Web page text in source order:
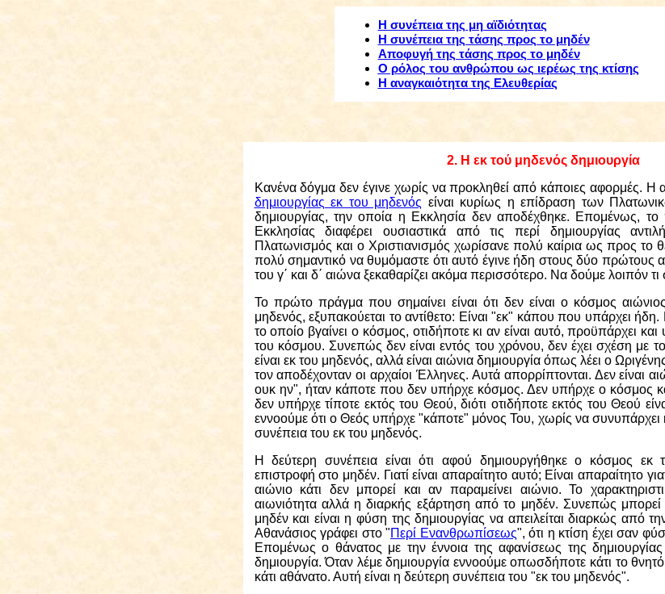
Η συνέπεια της μη αϊδιότητας
Η συνέπεια της τάσης προς το μηδέν
Αποφυγή της τάσης προς το μηδέν
Ο ρόλος του ανθρώπου ως ιερέως της κτίσης
Η αναγκαιότητα της Ελευθερίας
2. Η εκ τού μηδενός δημιουργία
Κανέναδόγμα δεν έγινε χωρίς να προκληθεί από κάποιες αφορμές. Η
δημιουργίας εκ του μηδενός είναι κυρίως η επίδραση των
δημιουργίας, την οποία η Εκκλησία δεν αποδέχθηκε. Επομένως, το
Εκκλησίας διαφέρει ουσιαστικά από τις περί δημιουργίας
Πλατωνισμός και ο Χριστιανισμός χωρίσανε πολύ καίρια ως προς το
πολύ σημαντικό να θυμόμαστε ότι αυτό έγινε ήδη στους δύο πρώτους
του γ΄ και δ΄ αιώνα ξεκαθαρίζει ακόμα περισσότερο. Να δούμε λοιπόν τι
Το πρώτο πράγμα που σημαίνει είναι ότι δεν είναι ο κόσμος
μηδενός, εξυπακούεται το αντίθετο: Είναι "εκ" κάπου που υπάρχει
το οποίο βγαίνει ο κόσμος, οτιδήποτε κι αν είναι αυτό, προϋπάρχει
του κόσμου. Συνεπώς δεν είναι εντός του χρόνου, δεν έχει σχέση με
είναι εκ του μηδενός, αλλά είναι αιώνια δημιουργία όπως λέει ο
τον αποδέχονταν οι αρχαίοι Έλληνες. Αυτά απορρίπτονται. Δεν είναι
ουκ ην", ήταν κάποτε που δεν υπήρχε κόσμος. Δεν υπήρχε ο κόσμος
δεν υπήρχε τίποτε εκτός του Θεού, διότι οτιδήποτε εκτός του Θεού
εννοούμε ότι ο Θεός υπήρχε "κάποτε" μόνος Του, χωρίς να συνυπάρχει
συνέπεια του εκ του μηδενός.
Η δεύτερη συνέπεια είναι ότι αφού δημιουργήθηκε ο κόσμος εκ
επιστροφή στο μηδέν. Γιατί είναι απαραίτητο αυτό; Είναι απαραίτητο
αιώνιο κάτι δεν μπορεί και αν παραμείνει αιώνιο. Το
αιωνιότητα αλλά η διαρκής εξάρτηση από το μηδέν. Συνεπώς
μηδέν και είναι η φύση της δημιουργίας να απειλείται διαρκώς από
Αθανάσιος γράφει στο "Περί Ενανθρωπίσεως", ότι η κτίση έχει σαν
Επομένως ο θάνατος με την έννοια της αφανίσεως της δημιουργίας
δημιουργία. Όταν λέμε δημιουργία εννοούμε οπωσδήποτε κάτι το
κάτι αθάνατο. Αυτή είναι η δεύτερη συνέπεια του "εκ του μηδενός".